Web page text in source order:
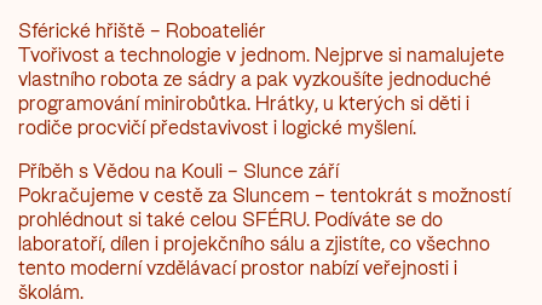
Sférické hřiště – Roboateliér
Tvořivost a technologie v jednom. Nejprve si namalujete
vlastního robota ze sádry a pak vyzkoušíte jednoduché
programování minirobůtka. Hrátky, u kterých si děti i
rodiče procvičí představivost i logické myšlení.
Příběh s Vědou na Kouli – Slunce září
Pokračujeme v cestě za Sluncem – tentokrát s možností
prohlédnout si také celou SFÉRU. Podíváte se do
laboratoří, dílen i projekčního sálu a zjistíte, co všechno
tento moderní vzdělávací prostor nabízí veřejnosti i
školám.